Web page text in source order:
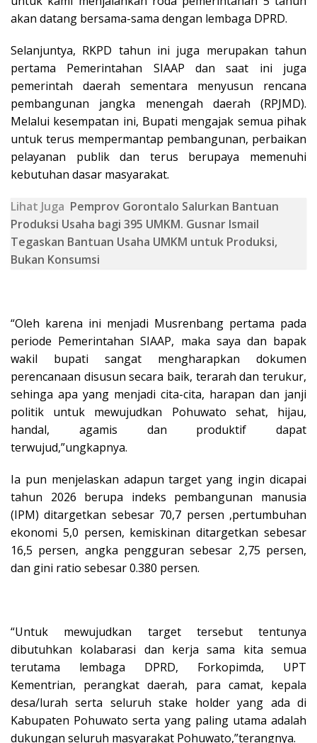
akan datang bersama-sama dengan lembaga DPRD.
Selanjuntya, RKPD tahun ini juga merupakan tahun
pertama Pemerintahan SIAAP dan saat ini juga
pemerintah daerah sementara menyusun rencana
pembangunan jangka menengah daerah (RPJMD).
Melalui kesempatan ini, Bupati mengajak semua pihak
untuk terus mempermantap pembangunan, perbaikan
pelayanan publik dan terus berupaya memenuhi
kebutuhan dasar masyarakat.
Lihat Juga Pemprov Gorontalo Salurkan Bantuan
Produksi Usaha bagi 395 UMKM. Gusnar Ismail
Tegaskan Bantuan Usaha UMKM untuk Produksi,
Bukan Konsumsi
“Oleh karena ini menjadi Musrenbang pertama pada
periode Pemerintahan SIAAP, maka saya dan bapak
wakil bupati sangat mengharapkan dokumen
perencanaan disusun secara baik, terarah dan terukur,
sehinga apa yang menjadi cita-cita, harapan dan janji
politik untuk mewujudkan Pohuwato sehat, hijau,
handal, agamis dan produktif dapat
terwujud,”ungkapnya.
Ia pun menjelaskan adapun target yang ingin dicapai
tahun 2026 berupa indeks pembangunan manusia
(IPM) ditargetkan sebesar 70,7 persen ,pertumbuhan
ekonomi 5,0 persen, kemiskinan ditargetkan sebesar
16,5 persen, angka pengguran sebesar 2,75 persen,
dan gini ratio sebesar 0.380 persen.
“Untuk mewujudkan target tersebut tentunya
dibutuhkan kolabarasi dan kerja sama kita semua
terutama lembaga DPRD, Forkopimda, UPT
Kementrian, perangkat daerah, para camat, kepala
desa/lurah serta seluruh stake holder yang ada di
Kabupaten Pohuwato serta yang paling utama adalah
dukungan seluruh masyarakat Pohuwato,”terangnya.